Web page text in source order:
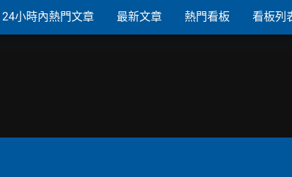
24小時內熱門文章 最新文章 熱門看板 看板列